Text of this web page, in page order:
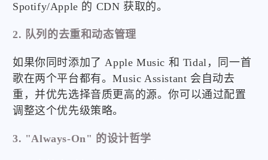
Spotify/Apple 的 CDN 获取的。
2. 队列的去重和动态管理
如果你同时添加了 Apple Music 和 Tidal，同一首
歌在两个平台都有。Music Assistant 会自动去
重，并优先选择音质更高的源。你可以通过配置
调整这个优先级策略。
3. "Always-On" 的设计哲学